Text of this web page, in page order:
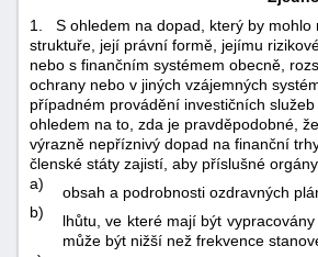
1.
S ohledem na dopad, který by
struktuře, její právní formě, jejímu
nebo s finančním systémem obecně,
ochrany nebo v jiných vzájemných
případném provádění investičních
ohledem na to, zda je pravděpodobné,
výrazně nepříznivý dopad na finanční
členské státy zajistí, aby příslušné
a)
obsah a podrobnosti ozdravných
b)
lhůtu, ve které mají být
může být nižší než frekvence